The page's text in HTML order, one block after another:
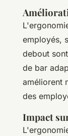
employés,
debout
de bar
améliorent
des
Impact